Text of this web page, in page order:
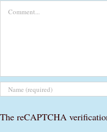
Comment
The reCAPTCHA